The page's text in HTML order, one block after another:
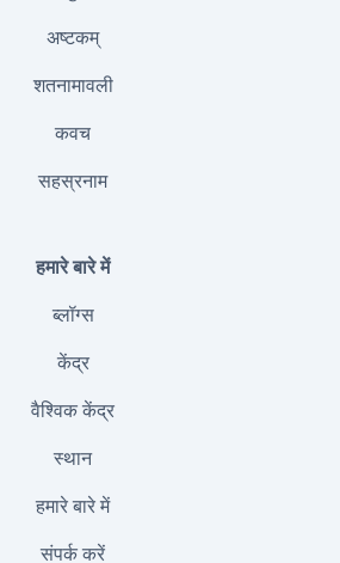
अष्टकम्
शतनामावली
कवच
सहस्रनाम
हमारे बारे में
ब्लॉग्स
केंद्र
वैश्विक केंद्र
स्थान
हमारे बारे में
संपर्क करें